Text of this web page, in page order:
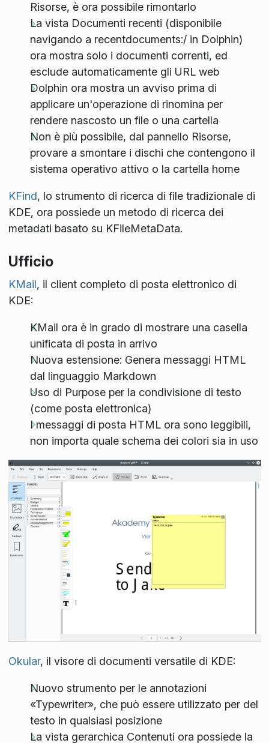
Risorse, è ora possibile rimontarlo
La vista Documenti recenti (disponibile
navigando a recentdocuments:/ in Dolphin)
ora mostra solo i documenti correnti, ed
esclude automaticamente gli URL web
Dolphin ora mostra un avviso prima di
applicare un'operazione di rinomina per
rendere nascosto un file o una cartella
Non è più possibile, dal pannello Risorse,
provare a smontare i dischi che contengono il
sistema operativo attivo o la cartella home
KFind, lo strumento di ricerca di file tradizionale di
KDE, ora possiede un metodo di ricerca dei
metadati basato su KFileMetaData.
Ufficio
KMail, il client completo di posta elettronico di
KDE:
KMail ora è in grado di mostrare una casella
unificata di posta in arrivo
Nuova estensione: Genera messaggi HTML
dal linguaggio Markdown
Uso di Purpose per la condivisione di testo
(come posta elettronica)
I messaggi di posta HTML ora sono leggibili,
non importa quale schema dei colori sia in uso
Okular, il visore di documenti versatile di KDE:
Nuovo strumento per le annotazioni
«Typewriter», che può essere utilizzato per del
testo in qualsiasi posizione
La vista gerarchica Contenuti ora possiede la